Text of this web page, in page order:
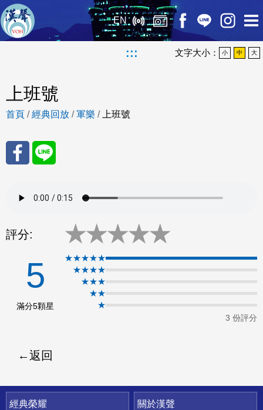
EN
::: 文字大小： 小 中 大
上班號
首頁 /經典回放 /軍樂 / 上班號
Fac
評分: ★★★★★
5
滿分5顆星
★★★★★
★★★★
★★★
★★
★
3 份評分
返回
快速連結
經典榮耀
關於漢聲